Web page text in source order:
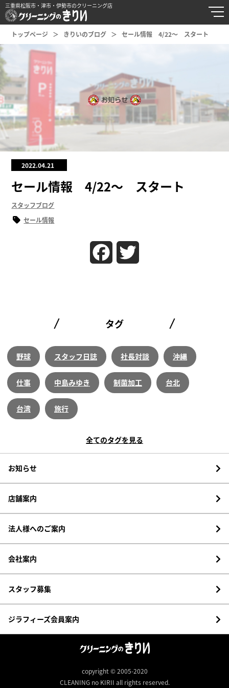
三重県松阪市・津市・伊勢市のクリーニング店
トップページ きりいのブログ セール情報 4/22～ スタート
2022.04.21
セール情報 4/22～ スタート
スタッフブログ
セール情報
Facebook
タグ
野球 スタッフ日誌 社長対談 沖縄
仕事 中島みゆき 制菌加工 台北
台湾 旅行
全てのタグを見る
お知らせ
店舗案内
法人様へのご案内
会社案内
スタッフ募集
ジラフィーズ会員案内
copyright © 2005-2020
CLEANING no KIRII all rights reserved.